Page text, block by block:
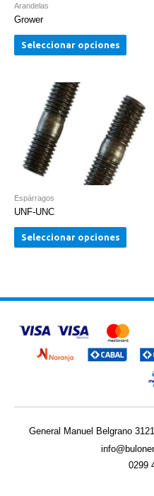
Arandelas
Grower
Seleccionar opciones
Espárragos
UNF-UNC
Seleccionar opciones
General Manuel Belgrano 3121
0299